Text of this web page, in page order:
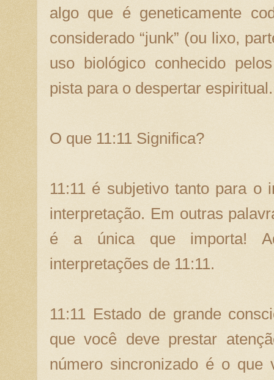
algo que é geneticamente
considerado “junk” (ou lixo,
uso biológico conhecido
pista para o despertar espiritual.
O que 11:11 Significa?
11:11 é subjetivo tanto para o
interpretação. Em outras
é a única que importa!
interpretações de 11:11.
11:11 Estado de grande
que você deve prestar
número sincronizado é o que